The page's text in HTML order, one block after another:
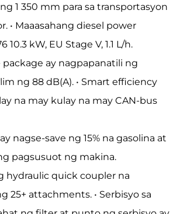
1 350 mm para sa transportasyon
• Maaasahang diesel power
10.3 kW, EU Stage V, 1.1 L/h.
package ay nagpapanatili ng
ng 88 dB(A). • Smart efficiency
na may kulay na may CAN-bus
nagse-save ng 15% na gasolina at
pagsusuot ng makina.
hydraulic quick coupler na
25+ attachments. • Serbisyo sa